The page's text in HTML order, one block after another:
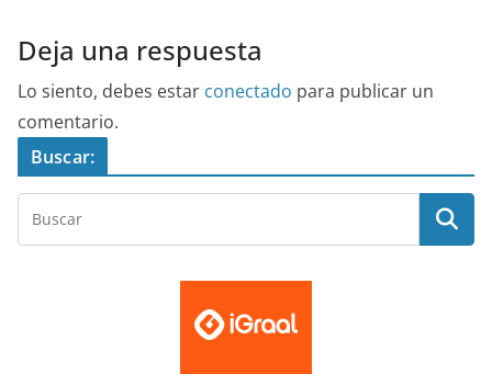
Deja una respuesta
Lo siento, debes estar conectado para publicar un
comentario.
Buscar: